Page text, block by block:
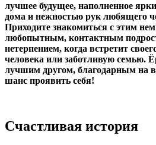
лучшее будущее, наполненное
дома и нежностью рук любящего
Приходите знакомиться с этим
любопытным, контактным
нетерпением, когда встретит
человека или заботливую семью.
лучшим другом, благодарным на
шанс проявить себя!
Счастливая история